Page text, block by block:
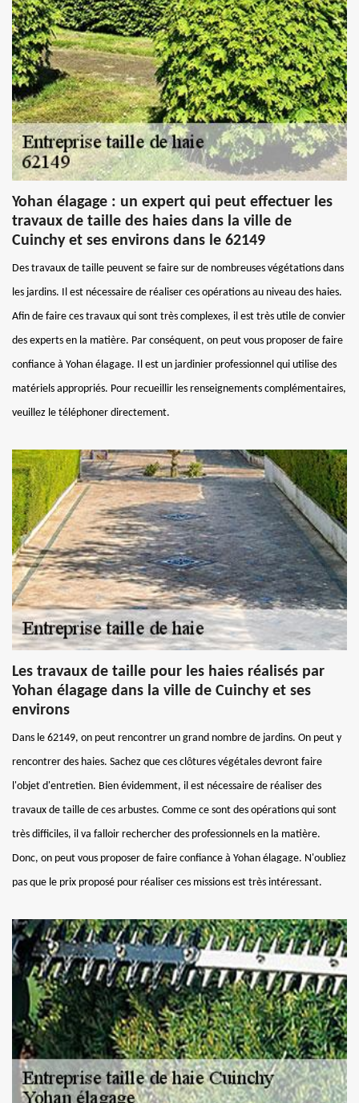
Yohan élagage : un expert qui peut effectuer les
travaux de taille des haies dans la ville de
Cuinchy et ses environs dans le 62149
Des travaux de taille peuvent se faire sur de nombreuses végétations dans
les jardins. Il est nécessaire de réaliser ces opérations au niveau des haies.
Afin de faire ces travaux qui sont très complexes, il est très utile de convier
des experts en la matière. Par conséquent, on peut vous proposer de faire
confiance à Yohan élagage. Il est un jardinier professionnel qui utilise des
matériels appropriés. Pour recueillir les renseignements complémentaires,
veuillez le téléphoner directement.
Les travaux de taille pour les haies réalisés par
Yohan élagage dans la ville de Cuinchy et ses
environs
Dans le 62149, on peut rencontrer un grand nombre de jardins. On peut y
rencontrer des haies. Sachez que ces clôtures végétales devront faire
l'objet d'entretien. Bien évidemment, il est nécessaire de réaliser des
travaux de taille de ces arbustes. Comme ce sont des opérations qui sont
très difficiles, il va falloir rechercher des professionnels en la matière.
Donc, on peut vous proposer de faire confiance à Yohan élagage. N'oubliez
pas que le prix proposé pour réaliser ces missions est très intéressant.